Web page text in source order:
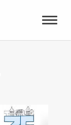
Toggle